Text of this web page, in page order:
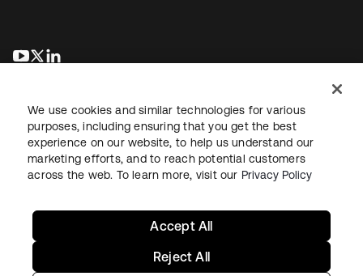
新しいタブで開く
新しいタブで開く
法務プライバシーポリシーサイト利用規約セキュリティ
We use cookies and similar technologies for various
purposes, including ensuring that you get the best
experience on our website, to help us understand our
marketing efforts, and to reach potential customers
across the web. To learn more, visit our Privacy Policy
Reject All
Accept All